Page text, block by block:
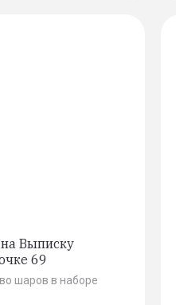
Выписку
69
шаров в наборе